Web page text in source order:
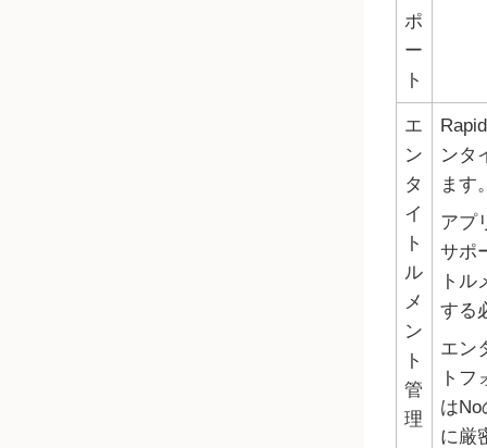
ポ
ー
ト
エ
ン
タ
イ
ト
ル
メ
ン
ト
管
理
ンタ
ます
アプ
サポ
トル
する
エン
トフ
は
に厳